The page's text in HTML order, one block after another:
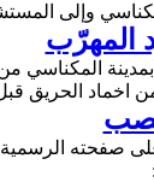
المهرّب
بمدينة
اخماد الحريق
صفحته